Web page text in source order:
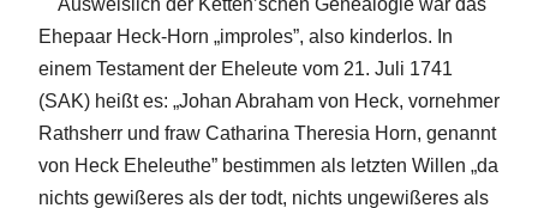
Ausweislich der Ketten’schen Genealogie war das
Ehepaar Heck-Horn „improles”, also kinderlos. In
einem Testament der Eheleute vom 21. Juli 1741
(SAK) heißt es: „Johan Abraham von Heck, vornehmer
Rathsherr und fraw Catharina Theresia Horn, genannt
von Heck Eheleuthe” bestimmen als letzten Willen „da
nichts gewißeres als der todt, nichts ungewißeres als